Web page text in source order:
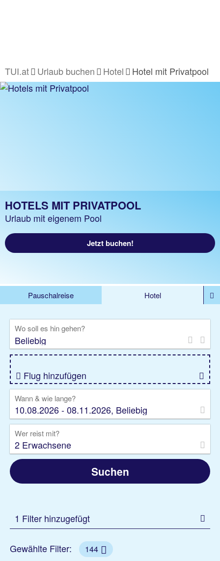
TUI.at Urlaub buchen Hotel Hotel mit Privatpool
HOTELS MIT PRIVATPOOL
Urlaub mit eigenem Pool
Jetzt buchen!
Pauschalreise
Hotel
Rundreise
Kreuzfahrt
Gruppenreise
Camper Privattransfer
Wo soll es hin gehen?
Flug hinzufügen
Wann & wie lange?
10.08.2026 - 08.11.2026, Beliebig
Wer reist mit?
2 Erwachsene
Suchen
1 Filter hinzugefügt
Gewählte Filter: 144